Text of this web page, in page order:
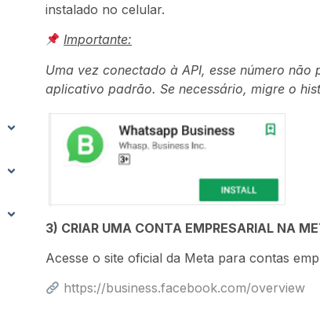
instalado no celular.
Importante:
Uma vez conectado à API, esse número
aplicativo padrão. Se necessário, migre o
3) CRIAR UMA CONTA EMPRESARIAL NA
Acesse o site oficial da Meta para contas
https://business.facebook.com/overview